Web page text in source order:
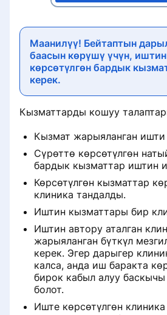
Маанилүү! Бейтаптын
баасын көрүшү үчүн,
көрсөтүлгөн бардык
керек.
Кызматтарды кошуу
Кызмат жарыяланган ишти
Сүрөттө көрсөтүлгөн
бардык кызматтар иштин
Көрсөтүлгөн кызматтар
клиника тандалды.
Иштин кызматтары бир
Иштин автору аталган
жарыяланган бүткүл
керек. Эгер дарыгер
калса, анда иш баракта
бирок кабыл алуу
болот.
Иште көрсөтүлгөн